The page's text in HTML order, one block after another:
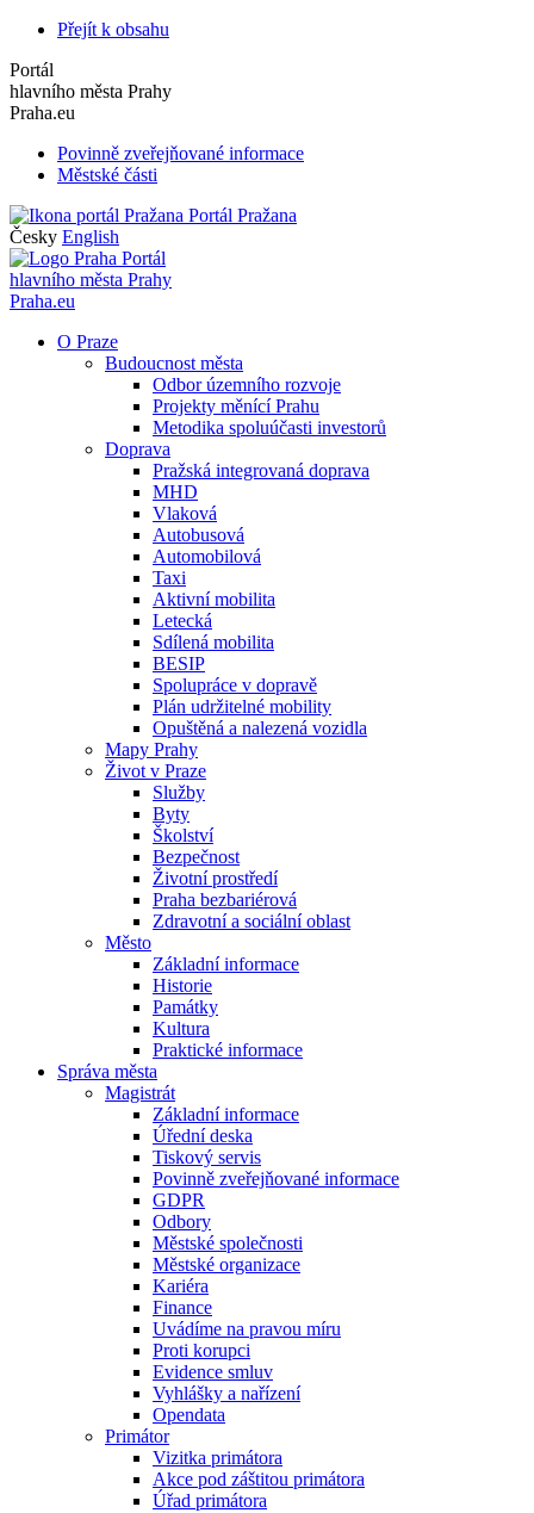
Přejít k obsahu
Portál
hlavního města Prahy
Praha.eu
Povinně zveřejňované informace
Městské části
Portál Pražana
Česky English
Portál
hlavního města Prahy
Praha.eu
O Praze
Budoucnost města
Odbor územního rozvoje
Projekty měnící Prahu
Metodika spoluúčasti investorů
Doprava
Pražská integrovaná doprava
MHD
Vlaková
Autobusová
Automobilová
Taxi
Aktivní mobilita
Letecká
Sdílená mobilita
BESIP
Spolupráce v dopravě
Plán udržitelné mobility
Opuštěná a nalezená vozidla
Mapy Prahy
Život v Praze
Služby
Byty
Školství
Bezpečnost
Životní prostředí
Praha bezbariérová
Zdravotní a sociální oblast
Město
Základní informace
Historie
Památky
Kultura
Praktické informace
Správa města
Magistrát
Základní informace
Úřední deska
Tiskový servis
Povinně zveřejňované informace
GDPR
Odbory
Městské společnosti
Městské organizace
Kariéra
Finance
Uvádíme na pravou míru
Proti korupci
Evidence smluv
Vyhlášky a nařízení
Opendata
Primátor
Vizitka primátora
Akce pod záštitou primátora
Úřad primátora